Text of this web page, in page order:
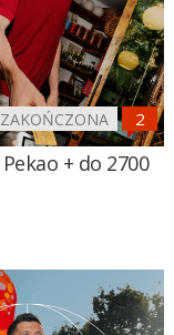
ZAKOŃCZONA
+ do 2700